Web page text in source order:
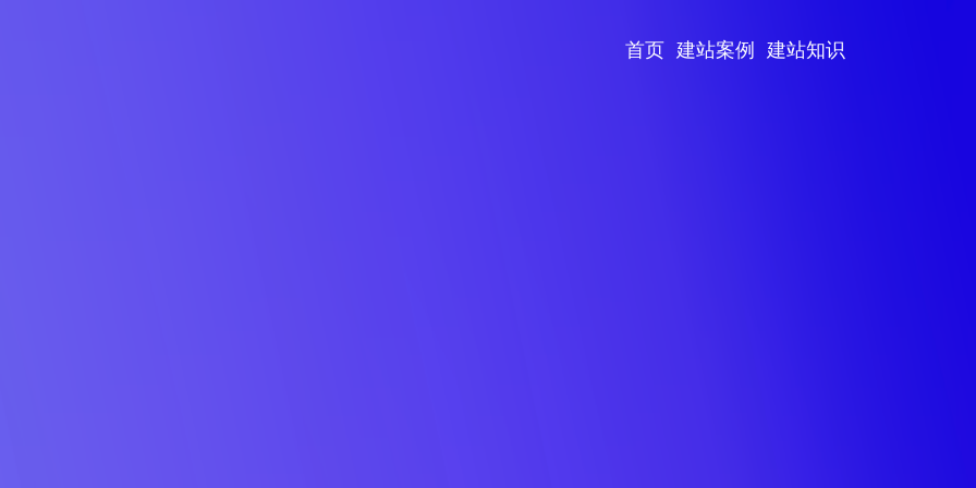
首页 建站案例 建站知识